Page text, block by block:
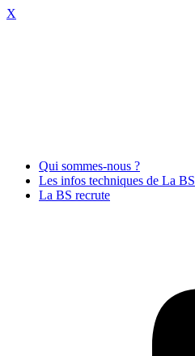
X
Qui sommes-nous ?
Les infos techniques de La BS
La BS recrute